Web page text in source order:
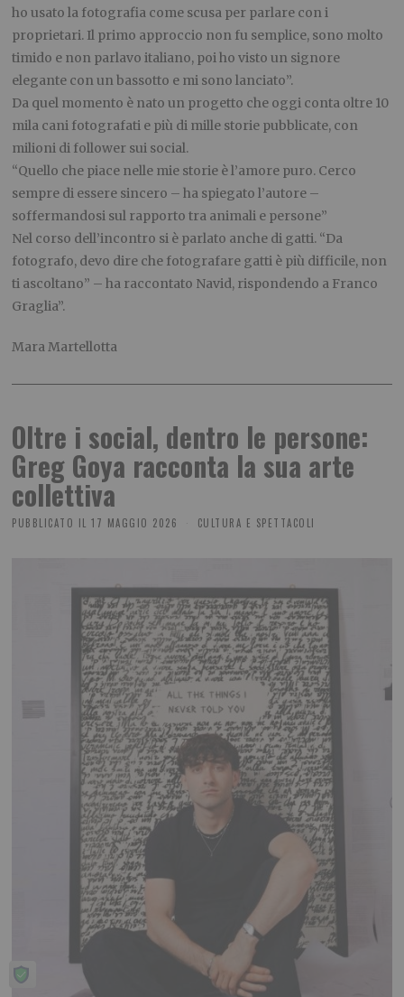
ho usato la fotografia come scusa per parlare con i
proprietari. Il primo approccio non fu semplice, sono molto
timido e non parlavo italiano, poi ho visto un signore
elegante con un bassotto e mi sono lanciato”.
Da quel momento è nato un progetto che oggi conta oltre 10
mila cani fotografati e più di mille storie pubblicate, con
milioni di follower sui social.
“Quello che piace nelle mie storie è l’amore puro. Cerco
sempre di essere sincero – ha spiegato l’autore –
soffermandosi sul rapporto tra animali e persone”
Nel corso dell’incontro si è parlato anche di gatti. “Da
fotografo, devo dire che fotografare gatti è più difficile, non
ti ascoltano” – ha raccontato Navid, rispondendo a Franco
Graglia”.
Mara Martellotta
Oltre i social, dentro le persone:
Greg Goya racconta la sua arte
collettiva
PUBBLICATO IL 17 MAGGIO 2026 CULTURA E SPETTACOLI